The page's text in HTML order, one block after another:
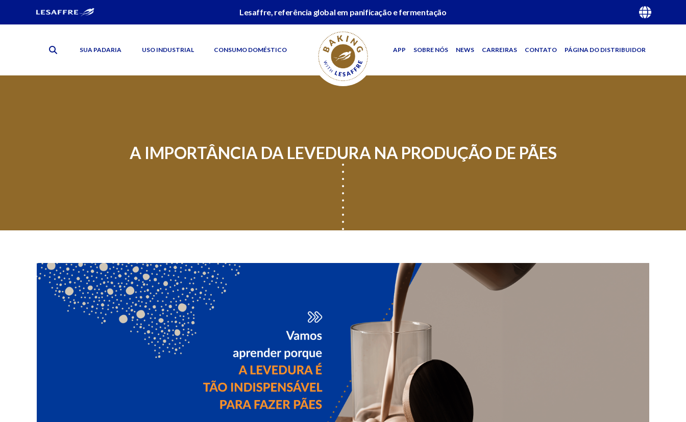
Lesaffre, referência global em panificação e fermentação
SUA PADARIA USO INDUSTRIAL CONSUMO DOMÉSTICO APP SOBRE NÓS NEWS CARREIRAS CONTATO PÁGINA DO DISTRIBUIDOR
A IMPORTÂNCIA DA LEVEDURA NA PRODUÇÃO DE PÃES